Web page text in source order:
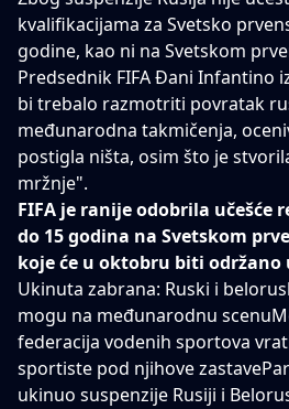
kvalifikacijama za Svetsko
godine, kao ni na Svetskom
Predsednik FIFA Đani Infantino
bi trebalo razmotriti povratak
međunarodna takmičenja,
postigla ništa, osim što je
mržnje".
FIFA je ranije odobrila učešće
do 15 godina na Svetskom
koje će u oktobru biti održano
Ukinuta zabrana: Ruski i
mogu na međunarodnu scenu
federacija vodenih sportova
sportiste pod njihove zastave
ukinuo suspenzije Rusiji i